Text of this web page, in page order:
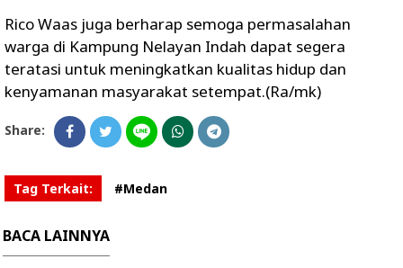
Rico Waas juga berharap semoga permasalahan
warga di Kampung Nelayan Indah dapat segera
teratasi untuk meningkatkan kualitas hidup dan
kenyamanan masyarakat setempat.(Ra/mk)
Share:
Tag Terkait: #Medan
BACA LAINNYA